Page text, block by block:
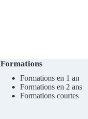
Formations
Formations en 1 an
Formations en 2 ans
Formations courtes